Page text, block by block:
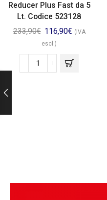
Reducer Plus Fast da 5
Lt. Codice 523128
233,90€ 116,90€ (IVA
escl.)